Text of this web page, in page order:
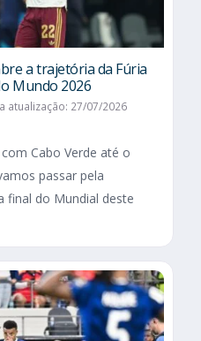
a trajetória da Fúria
Mundo 2026
atualização: 27/07/2026
Cabo Verde até o
passar pela
final do Mundial deste